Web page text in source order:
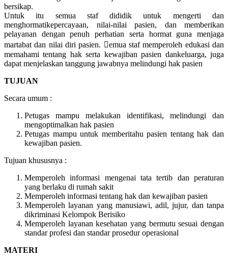
bersikap.
Untuk itu semua staf dididik untuk mengerti dan
menghormatikepercayaan, nilai-nilai pasien, dan memberikan
pelayanan dengan penuh perhatian serta hormat guna menjaga
martabat dan nilai diri pasien. emua staf memperoleh edukasi dan
memahami tentang hak serta kewajiban pasien dankeluarga, juga
dapat menjelaskan tanggung jawabnya melindungi hak pasien
TUJUAN
Secara umum :
Petugas mampu melakukan identifikasi, melindungi dan
mengoptimalkan hak pasien
Petugas mampu untuk memberitahu pasien tentang hak dan
kewajiban pasien.
Tujuan khususnya :
Memperoleh informasi mengenai tata tertib dan peraturan
yang berlaku di rumah sakit
Memperoleh informasi tentang hak dan kewajiban pasien
Memperoleh layanan yang manusiawi, adil, jujur, dan tanpa
dikriminasi Kelompok Berisiko
Memperoleh layanan kesehatan yang bermutu sesuai dengan
standar profesi dan standar prosedur operasional
MATERI